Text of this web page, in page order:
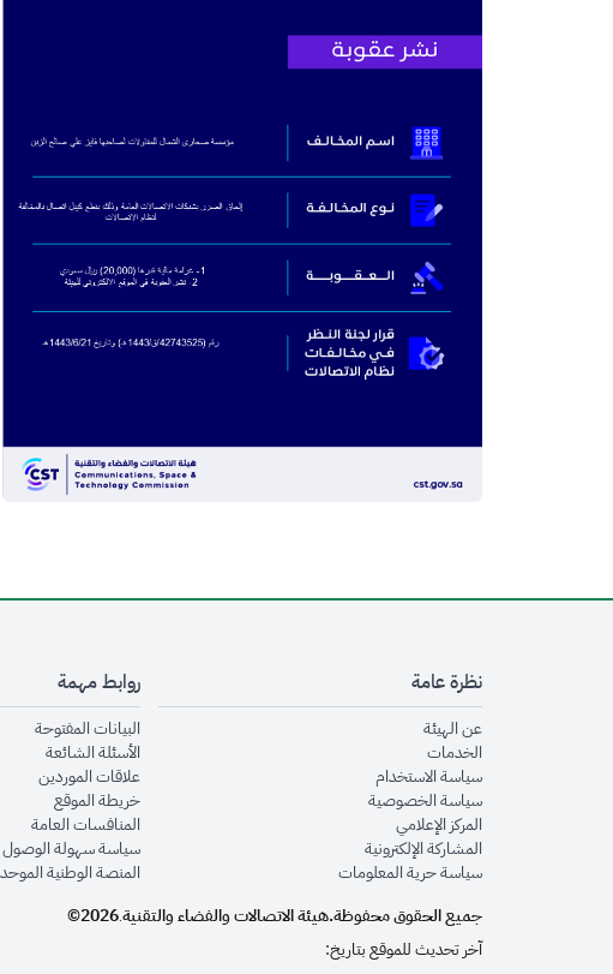
نظرة عامة
عن الهيئةopens in new window
الخدماتopens in new window
سياسة الاستخدامopens in new window
سياسة الخصوصيةopens in new window
المركز الإعلاميopens in new window
المشاركة الإلكترونيةopens in new window
سياسة حرية المعلوماتopens in new window
روابط مهمة
البيانات المفتوحة
الأسئلة الشائعة
علاقات الموردين
خريطة الموقع
المنافسات العامة
سياسة سهولة الوصول
المنصة الوطنية
جميع الحقوق محفوظة.هيئة الاتصالات والفضاء والتقنية.
2026©
آخر تحديث للموقع بتاريخ: